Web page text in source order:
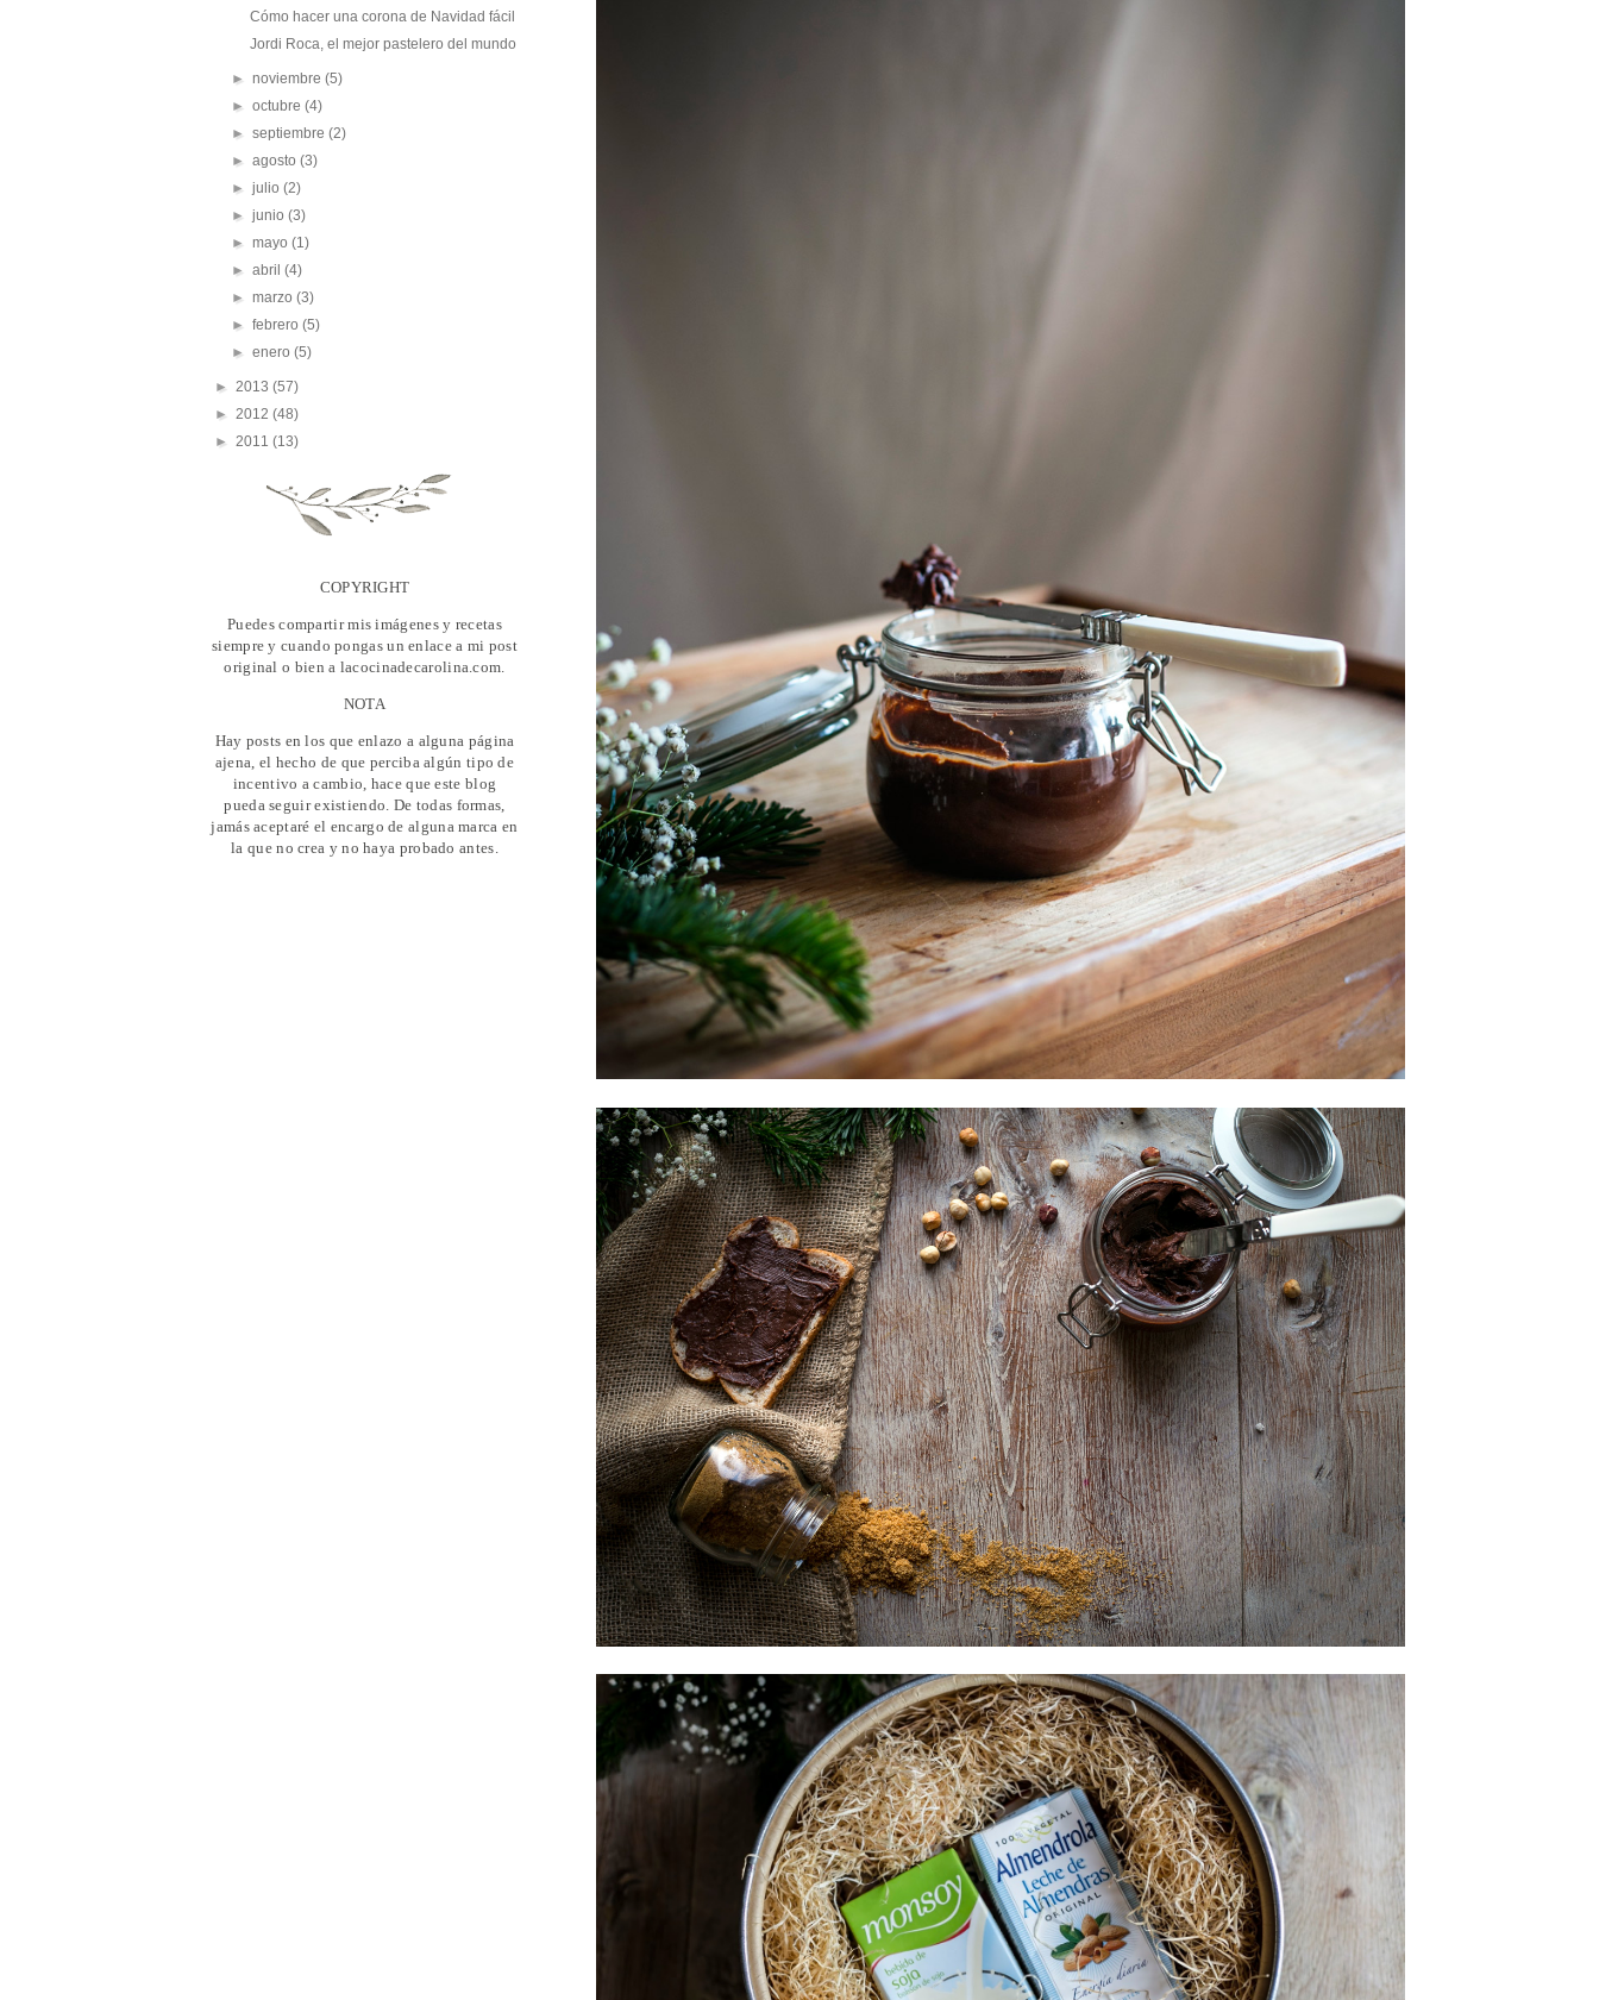
Cómo hacer una corona de Navidad fácil
Jordi Roca, el mejor pastelero del mundo
►noviembre(5)
►octubre(4)
►septiembre(2)
►agosto(3)
►julio(2)
►junio(3)
►mayo(1)
►abril(4)
►marzo(3)
►febrero(5)
►enero(5)
► 2013 (57)
► 2012 (48)
► 2011 (13)
COPYRIGHT
Puedes compartir mis imágenes y recetas
siempre y cuando pongas un enlace a mi post
original o bien a lacocinadecarolina.com.
NOTA
Hay posts en los que enlazo a alguna página
ajena, el hecho de que perciba algún tipo de
incentivo a cambio, hace que este blog
pueda seguir existiendo. De todas formas,
jamás aceptaré el encargo de alguna marca en
la que no crea y no haya probado antes.